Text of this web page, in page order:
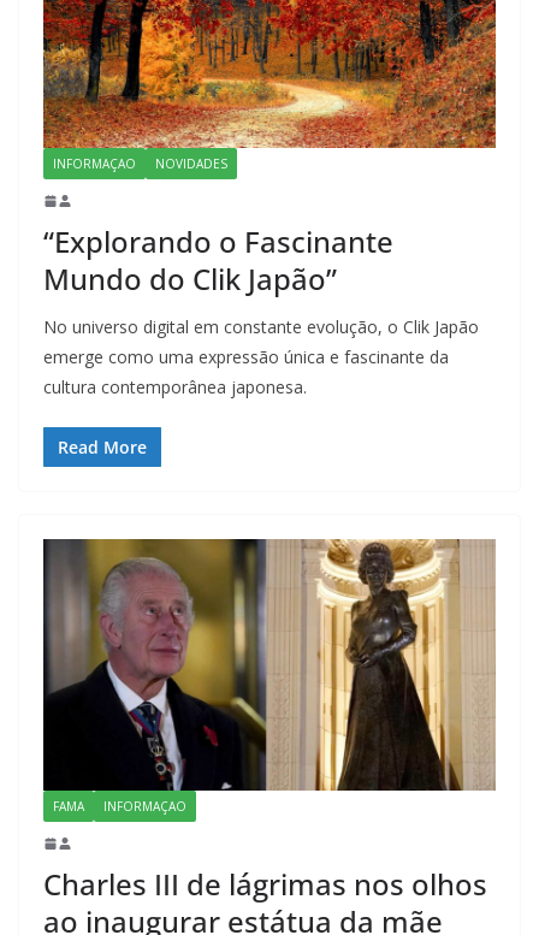
INFORMAÇAO NOVIDADES
“Explorando o Fascinante
Mundo do Clik Japão”
No universo digital em constante evolução, o Clik Japão
emerge como uma expressão única e fascinante da
cultura contemporânea japonesa.
Read More
FAMA INFORMAÇAO
Charles III de lágrimas nos olhos
ao inaugurar estátua da mãe